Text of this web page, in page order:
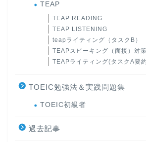
TEAP
TEAP READING
TEAP LISTENING
teapライティング（タスクB）
TEAPスピーキング（面接）対
TEAPライティング(タスクA要約
TOEIC勉強法＆実践問題集
TOEIC初級者
過去記事